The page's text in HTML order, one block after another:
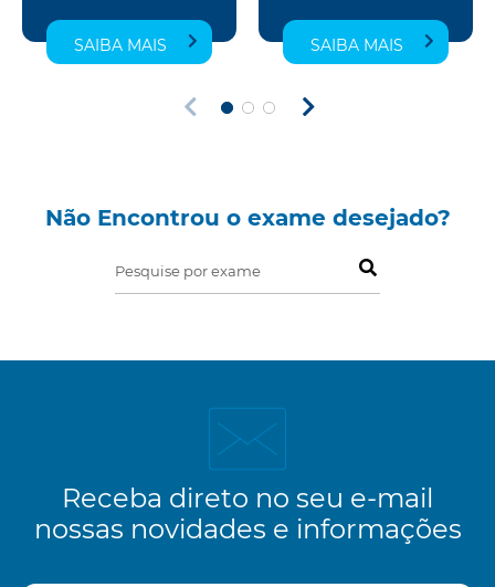
SAIBA MAIS SAIBA MAIS
Não Encontrou o exame desejado?
Pesquise por exame
Receba direto no seu e-mail
nossas novidades e informações